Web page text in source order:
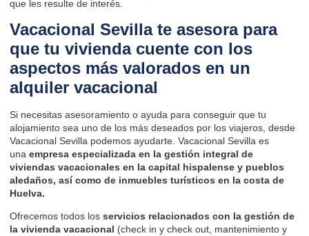
que les resulte de interés.
Vacacional Sevilla te asesora para
que tu vivienda cuente con los
aspectos más valorados en un
alquiler vacacional
Si necesitas asesoramiento o ayuda para conseguir que tu
alojamiento sea uno de los más deseados por los viajeros, desde
Vacacional Sevilla podemos ayudarte. Vacacional Sevilla es
una empresa especializada en la gestión integral de
viviendas vacacionales en la capital hispalense y pueblos
aledaños, así como de inmuebles turísticos en la costa de
Huelva.
Ofrecemos todos los servicios relacionados con la gestión de
la vivienda vacacional (check in y check out, mantenimiento y